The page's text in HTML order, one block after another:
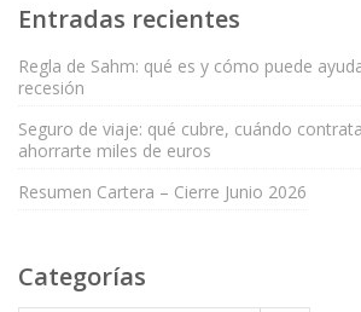
Entradas recientes
Regla de Sahm: qué es y cómo puede
recesión
Seguro de viaje: qué cubre, cuándo
ahorrarte miles de euros
Resumen Cartera – Cierre Junio 2026
Categorías